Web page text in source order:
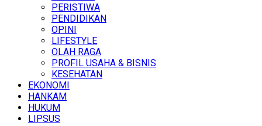
PERISTIWA
PENDIDIKAN
OPINI
LIFESTYLE
OLAH RAGA
PROFIL USAHA & BISNIS
KESEHATAN
EKONOMI
HANKAM
HUKUM
LIPSUS